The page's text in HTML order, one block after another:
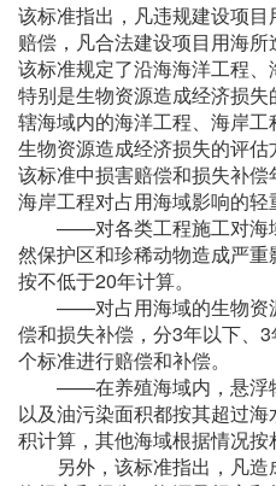
该标准指出，凡违规建设项
赔偿，凡合法建设项目用海所
该标准规定了沿海海洋工程
特别是生物资源造成经济损
辖海域内的海洋工程、海岸
生物资源造成经济损失的评估
该标准中损害赔偿和损失补偿
海岸工程对占用海域影响的
——对各类工程施工对海域
然保护区和珍稀动物造成严
按不低于20年计算。
——对占用海域的生物资
偿和损失补偿，分3年以下、
个标准进行赔偿和补偿。
——在养殖海域内，悬浮物
以及油污染面积都按其超过
积计算，其他海域根据情况按
另外，该标准指出，凡造